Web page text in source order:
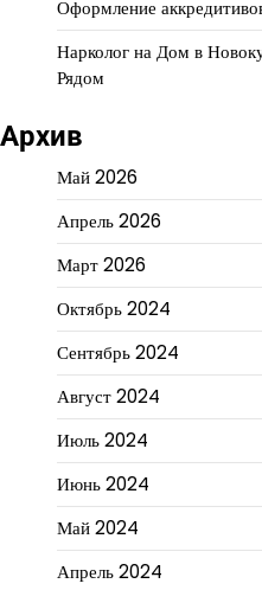
Оформление
Нарколог на Дом в
Рядом
Архив
Май 2026
Апрель 2026
Март 2026
Октябрь 2024
Сентябрь 2024
Август 2024
Июль 2024
Июнь 2024
Май 2024
Апрель 2024